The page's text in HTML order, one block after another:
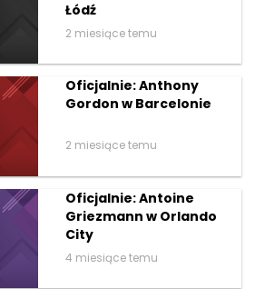
Łódź
2 miesiące temu
Oficjalnie: Anthony
Gordon w Barcelonie
2 miesiące temu
Oficjalnie: Antoine
Griezmann w Orlando
City
4 miesiące temu